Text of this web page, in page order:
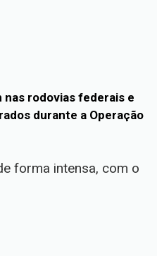
rodovias federais e
durante a Operação
forma intensa, com o